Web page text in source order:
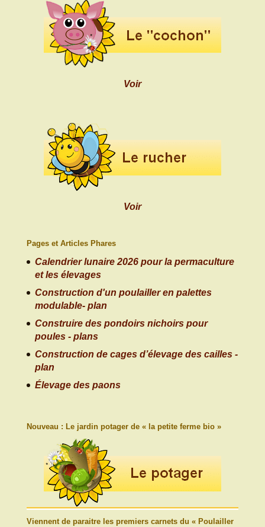
Voir
Voir
Pages et Articles Phares
Calendrier lunaire 2026 pour la permaculture
et les élevages
Construction d'un poulailler en palettes
modulable- plan
Construire des pondoirs nichoirs pour
poules - plans
Construction de cages d’élevage des cailles -
plan
Élevage des paons
Nouveau : Le jardin potager de « la petite ferme bio »
Viennent de paraitre les premiers carnets du « Poulailler